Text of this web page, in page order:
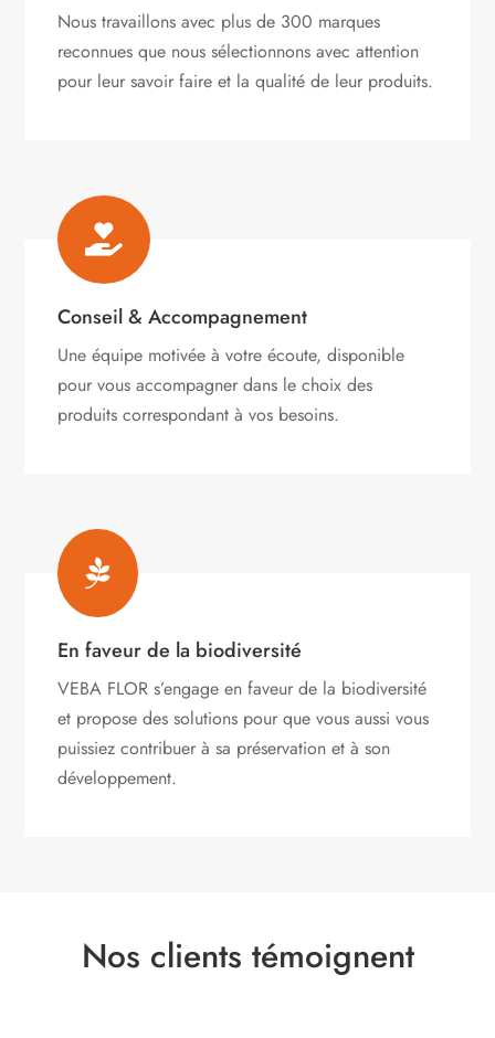
Nous travaillons avec plus de 300 marques
reconnues que nous sélectionnons avec attention
pour leur savoir faire et la qualité de leur produits.

Conseil & Accompagnement
Une équipe motivée à votre écoute, disponible
pour vous accompagner dans le choix des
produits correspondant à vos besoins.

En faveur de la biodiversité
VEBA FLOR s’engageen faveur de la biodiversité
et propose des solutions pour que vous aussi vous
puissiez contribuer à sa préservation et à son
développement.
Nos clients témoignent